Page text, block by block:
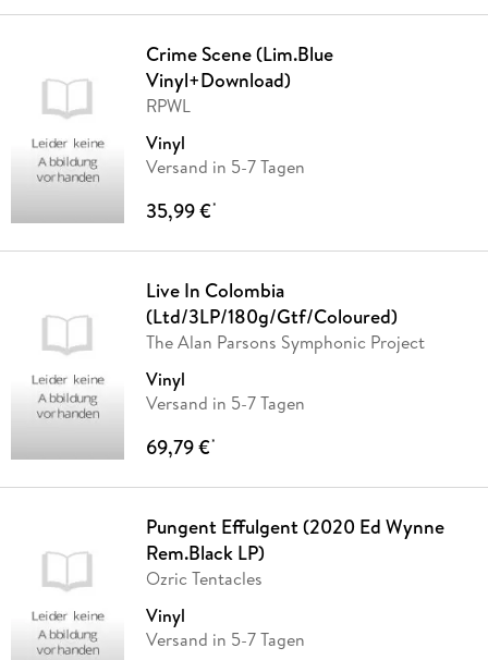
Crime Scene (Lim.Blue
Vinyl+Download)
RPWL
Vinyl
Versand in 5-7 Tagen
35,99 €*
Live In Colombia
(Ltd/3LP/180g/Gtf/Coloured)
The Alan Parsons Symphonic Project
Vinyl
Versand in 5-7 Tagen
69,79 €*
Pungent Effulgent (2020 Ed Wynne
Rem.Black LP)
Ozric Tentacles
Vinyl
Versand in 5-7 Tagen